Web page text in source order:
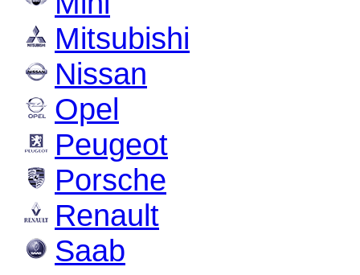
Mitsubishi
Nissan
Opel
Peugeot
Porsche
Renault
Saab